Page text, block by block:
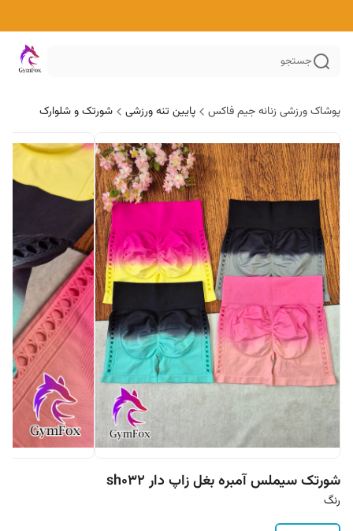
جستجو
پوشاک ورزشی زنانه جیم فاکس پایین تنه ورزشی شورتک و شلوارک
شورتک سیملس آمبره بغل زاپ دار sh032
رنگ